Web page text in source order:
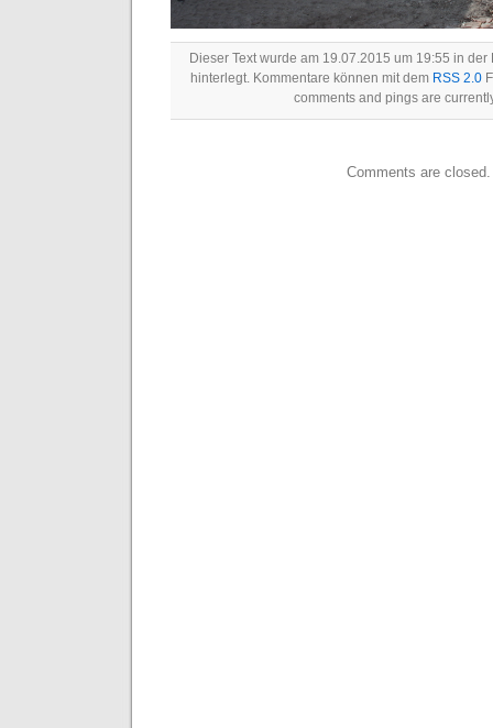
Dieser Text wurde am 19.07.2015 um 19:55 in
hinterlegt. Kommentare können mit dem RSS 2.0
comments and pings are
Comments are closed.